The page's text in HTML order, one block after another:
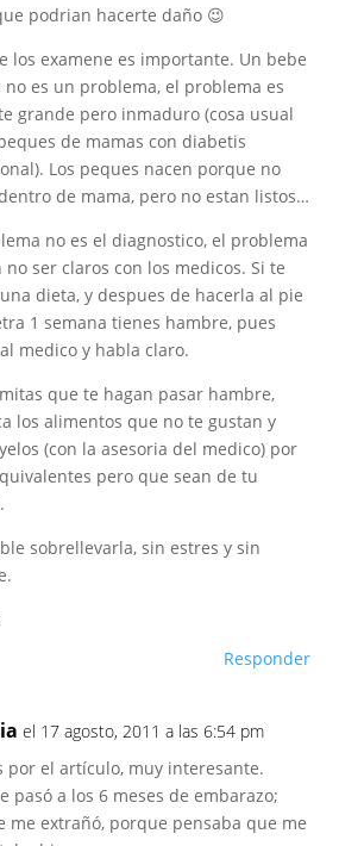
podrian hacerte daño 😉
los examene es importante. Un bebe
no es un problema, el problema es
grande pero inmaduro (cosa usual
de mamas con diabetis
Los peques nacen porque no
de mama, pero no estan listos…
no es el diagnostico, el problema
no ser claros con los medicos. Si te
dieta, y despues de hacerla al pie
1 semana tienes hambre, pues
medico y habla claro.
que te hagan pasar hambre,
los alimentos que no te gustan y
(con la asesoria del medico) por
pero que sean de tu
sobrellevarla, sin estres y sin
Responder
el 17 agosto, 2011 a las 6:54 pm
por el artículo, muy interesante.
pasó a los 6 meses de embarazo;
me extrañó, porque pensaba que me